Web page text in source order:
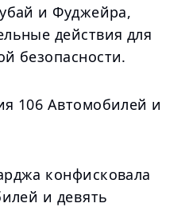
и Фуджейра,
действия для
безопасности.
106 Автомобилей и
конфисковала
и девять